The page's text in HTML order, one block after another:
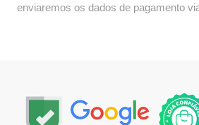
enviaremos os dados de pagamento